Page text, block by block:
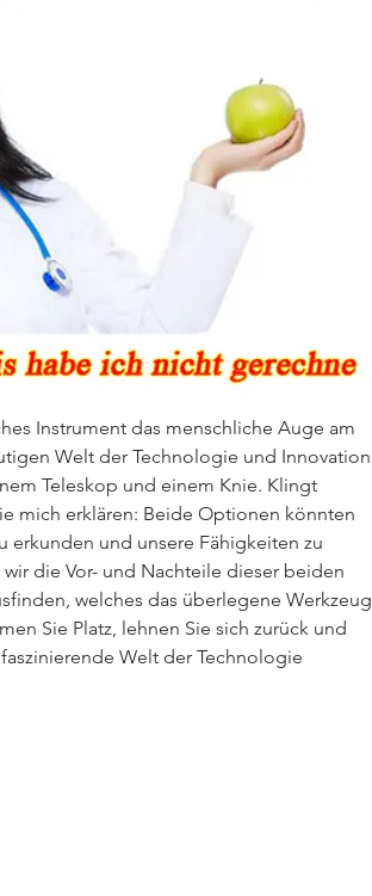
Instrument das menschliche Auge am
Welt der Technologie und Innovation
Teleskop und einem Knie. Klingt
mich erklären: Beide Optionen könnten
erkunden und unsere Fähigkeiten zu
die Vor- und Nachteile dieser beiden
welches das überlegene Werkzeug
Sie Platz, lehnen Sie sich zurück und
Welt der Technologie